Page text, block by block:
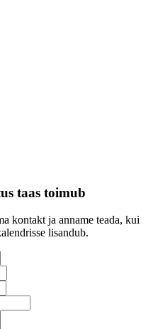
taas toimub
kontakt ja anname teada, kui
lisandub.